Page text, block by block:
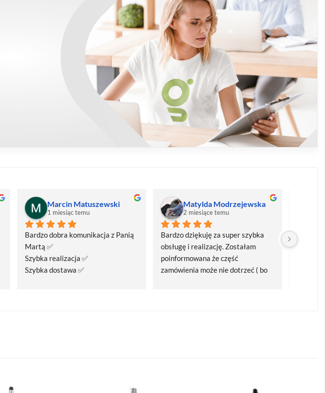
Marcin Matuszewski
1 miesiąc temu
Bardzo dobra komunikacja z Panią
Martą ✅
Szybka realizacja ✅
Szybka dostawa ✅
Matylda Modrzejewska
2 miesiące temu
Bardzo dziękuję za super szybka
obsługę i realizację. Zostałam
poinformowana że część
zamówienia może nie dotrzeć ( bo
Bardzo